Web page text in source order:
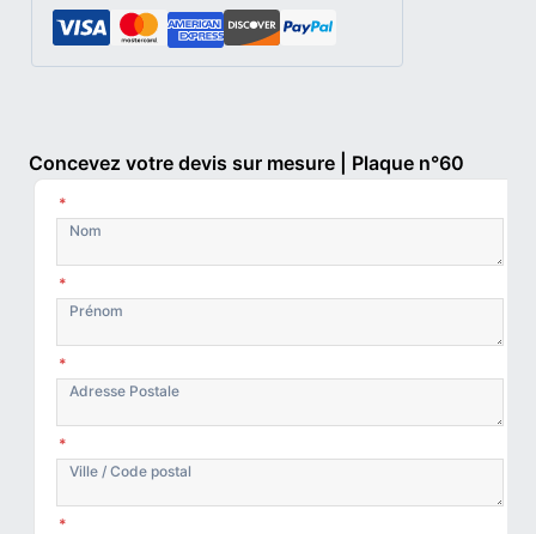
Concevez votre devis sur mesure | Plaque n°60
*
*
*
*
*